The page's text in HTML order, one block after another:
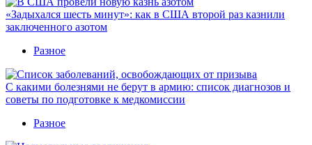
«Задыхался шесть минут»: как в США второй раз казнили
заключенного азотом
Разное
С какими болезнями не берут в армию: список диагнозов и
советы по подготовке к медкомиссии
Разное